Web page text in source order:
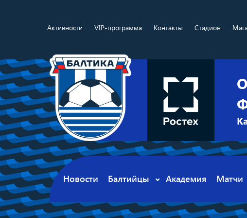
Активности VIP-программа Контакты Стадион
Новости Балтийцы Академия Матчи